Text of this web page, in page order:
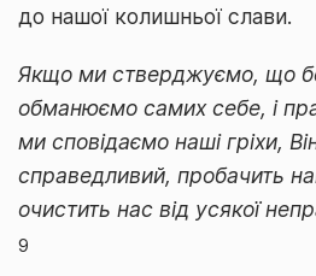
до нашої колишньої слави.
Якщо ми стверджуємо, що
обманюємо самих себе, і
ми сповідаємо наші гріхи,
справедливий, пробачить
очистить нас від усякої
9